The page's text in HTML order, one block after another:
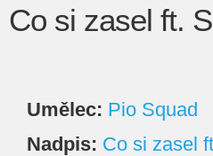
Co si zasel ft.
Umělec: Pio Squad
Nadpis: Co si zasel